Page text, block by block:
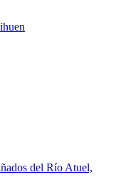
del Río Atuel,